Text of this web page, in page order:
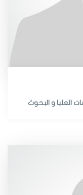
العليا و البحوث